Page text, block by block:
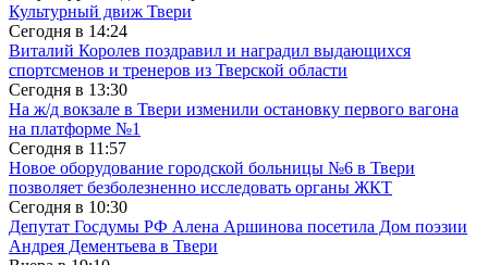
Культурный движ Твери
Сегодня в 14:24
Виталий Королев поздравил и наградил выдающихся
спортсменов и тренеров из Тверской области
Сегодня в 13:30
На ж/д вокзале в Твери изменили остановку первого вагона
на платформе №1
Сегодня в 11:57
Новое оборудование городской больницы №6 в Твери
позволяет безболезненно исследовать органы ЖКТ
Сегодня в 10:30
Депутат Госдумы РФ Алена Аршинова посетила Дом поэзии
Андрея Дементьева в Твери